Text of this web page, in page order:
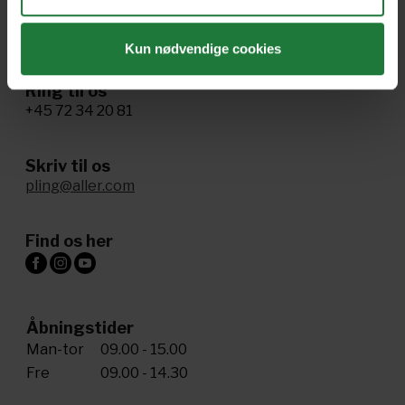
Kun nødvendige cookies
Administrer samtykke
Ring til os
+45 72 34 20 81
Skriv til os
pling@aller.com
Find os her
Åbningstider
Man-tor
09.00 - 15.00
Fre
09.00 - 14.30